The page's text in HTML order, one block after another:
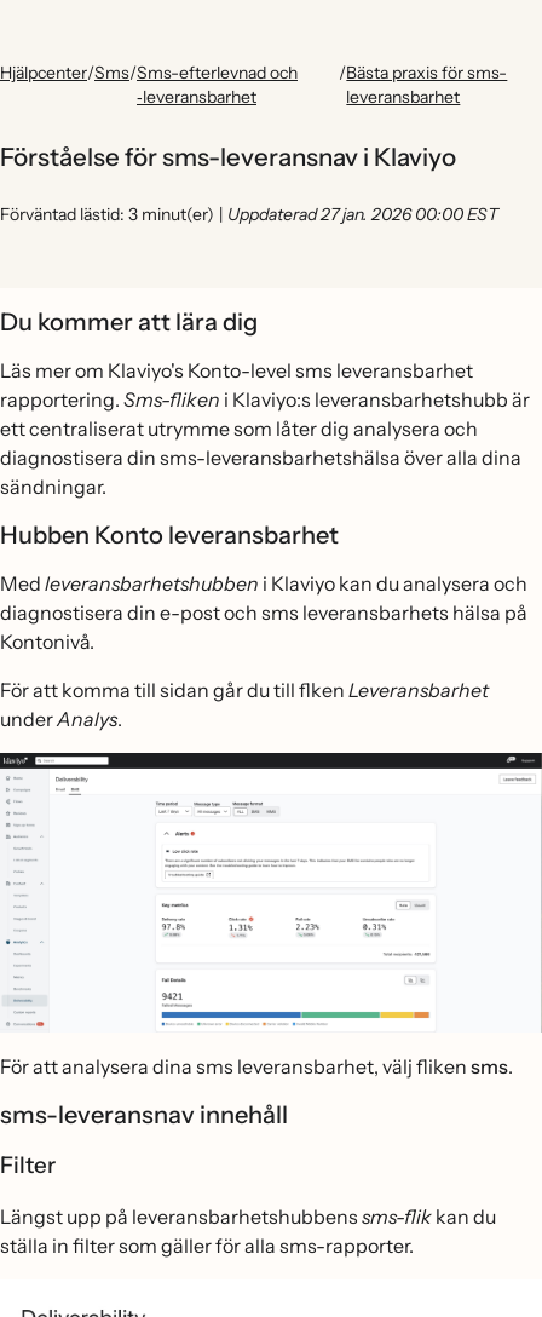
Hjälpcenter/Sms/Sms-efterlevnad och
‑leveransbarhet
/Bästa praxis för sms-
leveransbarhet
Förståelse för sms-leveransnav i Klaviyo
Förväntad lästid: 3 minut(er) | Uppdaterad 27 jan. 2026 00:00 EST
Du kommer att lära dig
Läs mer om Klaviyo's Konto-level sms leveransbarhet
rapportering. Sms-fliken i Klaviyo:s leveransbarhetshubb är
ett centraliserat utrymme som låter dig analysera och
diagnostisera din sms-leveransbarhetshälsa över alla dina
sändningar.
Hubben Konto leveransbarhet
Med leveransbarhetshubben i Klaviyo kan du analysera och
diagnostisera din e-post och sms leveransbarhets hälsa på
Kontonivå.
För att komma till sidan går du till flken Leveransbarhet
underAnalys.
För att analysera dina sms leveransbarhet, välj fliken sms.
sms-leveransnav innehåll
Filter
Längst upp på leveransbarhetshubbens sms-flik kan du
ställa in filter som gäller för alla sms-rapporter.